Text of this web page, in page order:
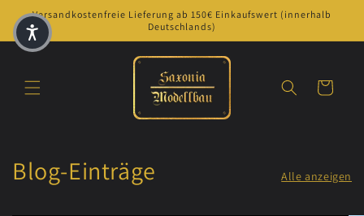
Versandkostenfreie Lieferung ab 150€ Einkaufswert (innerhalb
Deutschlands)
Warenkorb
Blog-Einträge Alle anzeigen